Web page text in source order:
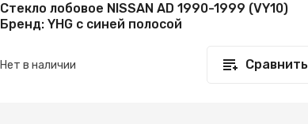
Стекло лобовое NISSAN AD 1990-1999 (VY10)
Бренд: YHG с синей полосой
Нет в наличии Сравнить